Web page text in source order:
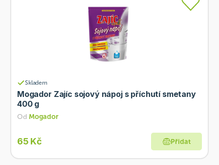
Skladem
Mogador Zajíc sojový nápoj s příchutí smetany
400 g
Od Mogador
65 Kč Přidat